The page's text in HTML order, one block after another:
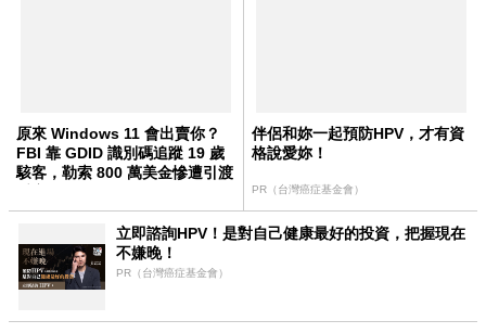
原來 Windows 11 會出賣你？
FBI 靠 GDID 識別碼追蹤 19 歲
駭客，勒索 800 萬美金慘遭引渡
伴侶和妳一起預防HPV，才有資
格說愛妳！
PR（台灣癌症基金會）
立即諮詢HPV！是對自己健康最好的投資，把握現在
不嫌晚！
PR（台灣癌症基金會）